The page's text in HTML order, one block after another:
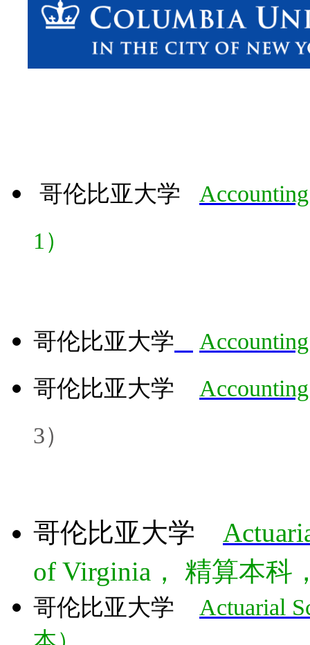
哥伦比亚大学
1 ）
哥伦比亚大学
哥伦比亚大学
3）
哥伦比亚大学
of Virginia， 精算本科
哥伦比亚大学
Actuarial